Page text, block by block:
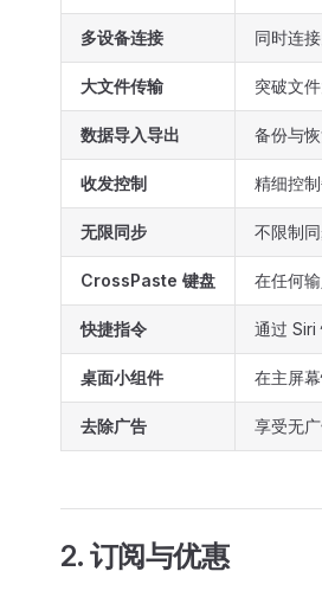
多设备连接 同时连
大文件传输 突破文
数据导入导出 备份与
收发控制 精细控
无限同步 不限制
CrossPaste 键盘 在任何
快捷指令 通过 Siri
桌面小组件 在主屏
去除广告 享受无
2. 订阅与优惠